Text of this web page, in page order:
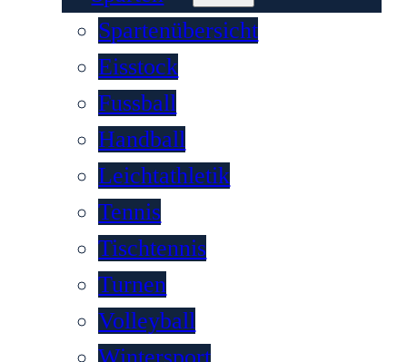
Spartenübersicht
Eisstock
Fussball
Handball
Leichtathletik
Tennis
Tischtennis
Turnen
Volleyball